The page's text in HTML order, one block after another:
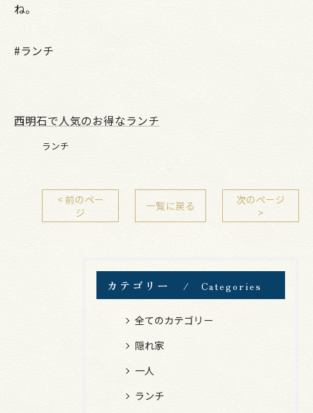
ね。
#ランチ
西明石で人気のお得なランチ
ランチ
< 前のペー
ジ
一覧に戻る
次のページ
>
カテゴリー Categories
全てのカテゴリー
隠れ家
一人
ランチ